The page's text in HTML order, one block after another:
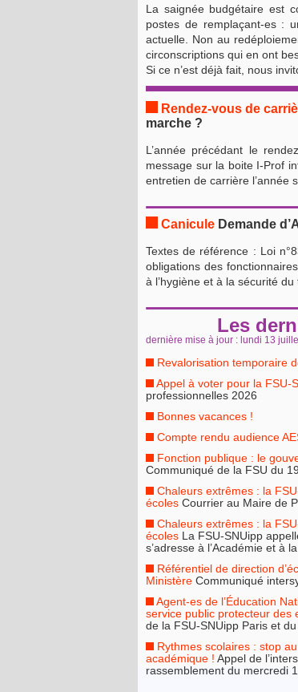
La saignée budgétaire est
postes de remplaçant-es :
actuelle. Non au
circonscriptions qui en ont
Si ce n’est déjà fait, nous
Rendez-vous de
marche ?
L’année précédant le
message sur la boite I-Prof
entretien de carrière l’année
Canicule Demande
Textes de référence : Loi
obligations des
à l’hygiène et à la sécurité
Les
dernière mise à jour : lundi 13
Revalorisation temporaire
Appel à voter pour la FSU-
professionnelles 2026
Bonnes vacances !
Compte rendu audience
Fonction publique : le
Communiqué de la FSU du
Chaleurs extrêmes : la
écoles Courrier au Maire de
Chaleurs extrêmes : la
écoles La FSU-SNUipp
s’adresse à l’Académie et à
Référentiel de direction
Ministère Communiqué
Agent-es de l’Éducation
service public protecteur des
de la FSU-SNUipp Paris et
Rythmes scolaires : stop
académique ! Appel de
rassemblement du mercredi